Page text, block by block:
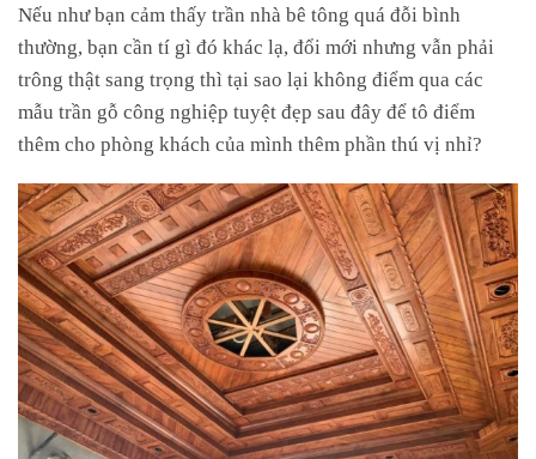
Nếu như bạn cảm thấy trần nhà bê tông quá đỗi bình
thường, bạn cần tí gì đó khác lạ, đổi mới nhưng vẫn phải
trông thật sang trọng thì tại sao lại không điểm qua các
mẫu trần gỗ công nghiệp tuyệt đẹp sau đây để tô điểm
thêm cho phòng khách của mình thêm phần thú vị nhỉ?